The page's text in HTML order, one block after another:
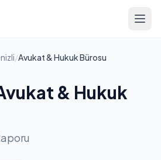
/Avukat & Hukuk Bürosu
& Hukuk